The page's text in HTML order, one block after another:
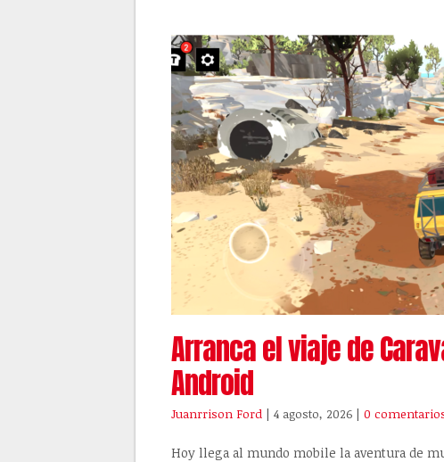
Arranca el viaje de
Android
Juanrrison Ford | 4 agosto, 2026 | 0
Hoy llega al mundo mobile la aventura de